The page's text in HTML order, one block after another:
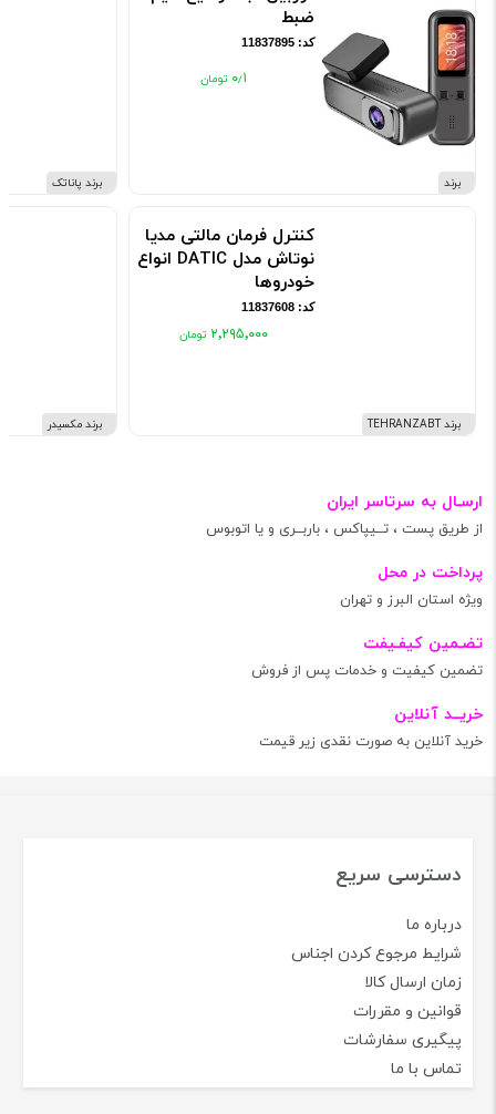
برند
ضبط
کد: 11837895
۰٫۱
برند TEHRANZABT
کنترل فرمان مالتی مدیا
نوتاش مدل DATIC انواع
خودروها
کد: 11837608
۲٬۲۹۵٬۰۰۰
برند پاناتک
برند مکسیدر
ارسـال به سرتاسر ایران
از طریق پست ، تــیپاکس ، باربــری و یا اتوبوس
پرداخت در محل
ویژه استان البرز و تهران
تضـمین کیفـیفت
تضمین کیفیت و خدمات پس از فروش
خریــد آنلاین
خرید آنلاین به صورت نقدی زیر قیمت
دسترسی سریع
درباره ما
شرایط مرجوع کردن اجناس
زمان ارسال کالا
قوانین و مقررات
پیگیری سفارشات
تماس با ما